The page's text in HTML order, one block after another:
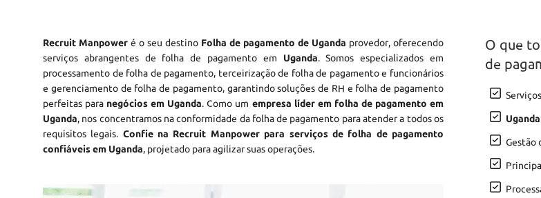
Recruit Manpower é o seu destino Folha de pagamento de Uganda provedor, oferecendo
serviços abrangentes de folha de pagamento em Uganda. Somos especializados em
processamento de folha de pagamento, terceirização de folha de pagamento e funcionários
e gerenciamento de folha de pagamento, garantindo soluções de RH e folha de pagamento
perfeitas para negócios em Uganda. Como um empresa líder em folha de pagamento em
Uganda, nos concentramos na conformidade da folha de pagamento para atender a todos os
requisitos legais. Confie na Recruit Manpower para serviços de folha de pagamento
confiáveis em Uganda, projetado para agilizar suas operações.
O que
de
Uganda
Gestão